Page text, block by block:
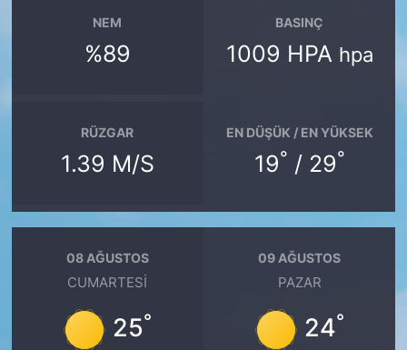
NEM
%89
BASINÇ
1009 HPA hpa
RÜZGAR
1.39 M/S
EN DÜŞÜK / EN YÜKSEK
19° / 29°
08 AĞUSTOS
CUMARTESI
25°
09 AĞUSTOS
PAZAR
24°